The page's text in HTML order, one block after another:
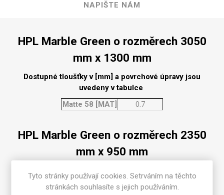
NAPIŠTE NÁM
HPL Marble Green o rozměrech 3050
mm x 1300 mm
Dostupné tloušťky v [mm] a povrchové úpravy jsou
uvedeny v tabulce
Matte 58 [MAT]
0.7
HPL Marble Green o rozměrech 2350
mm x 950 mm
Dostupné tloušťky v [mm] a povrchové úpravy jsou
uvedeny v tabulce
Tyto stránky používají cookies. Setrváním na těchto
stránkách souhlasíte s jejich používáním.